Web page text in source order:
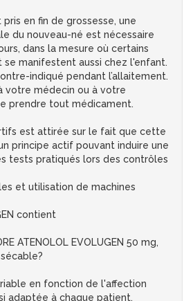
en fin de grossesse, une
du nouveau-né est nécessaire
dans la mesure où certains
manifestent aussi chez l'enfant.
indiqué pendant l’allaitement.
votre médecin ou à votre
prendre tout médicament.
est attirée sur le fait que cette
principe actif pouvant induire une
tests pratiqués lors des contrôles
et utilisation de machines
contient
ATENOLOL EVOLUGEN 50 mg,
en fonction de l'affection
adaptée à chaque patient.